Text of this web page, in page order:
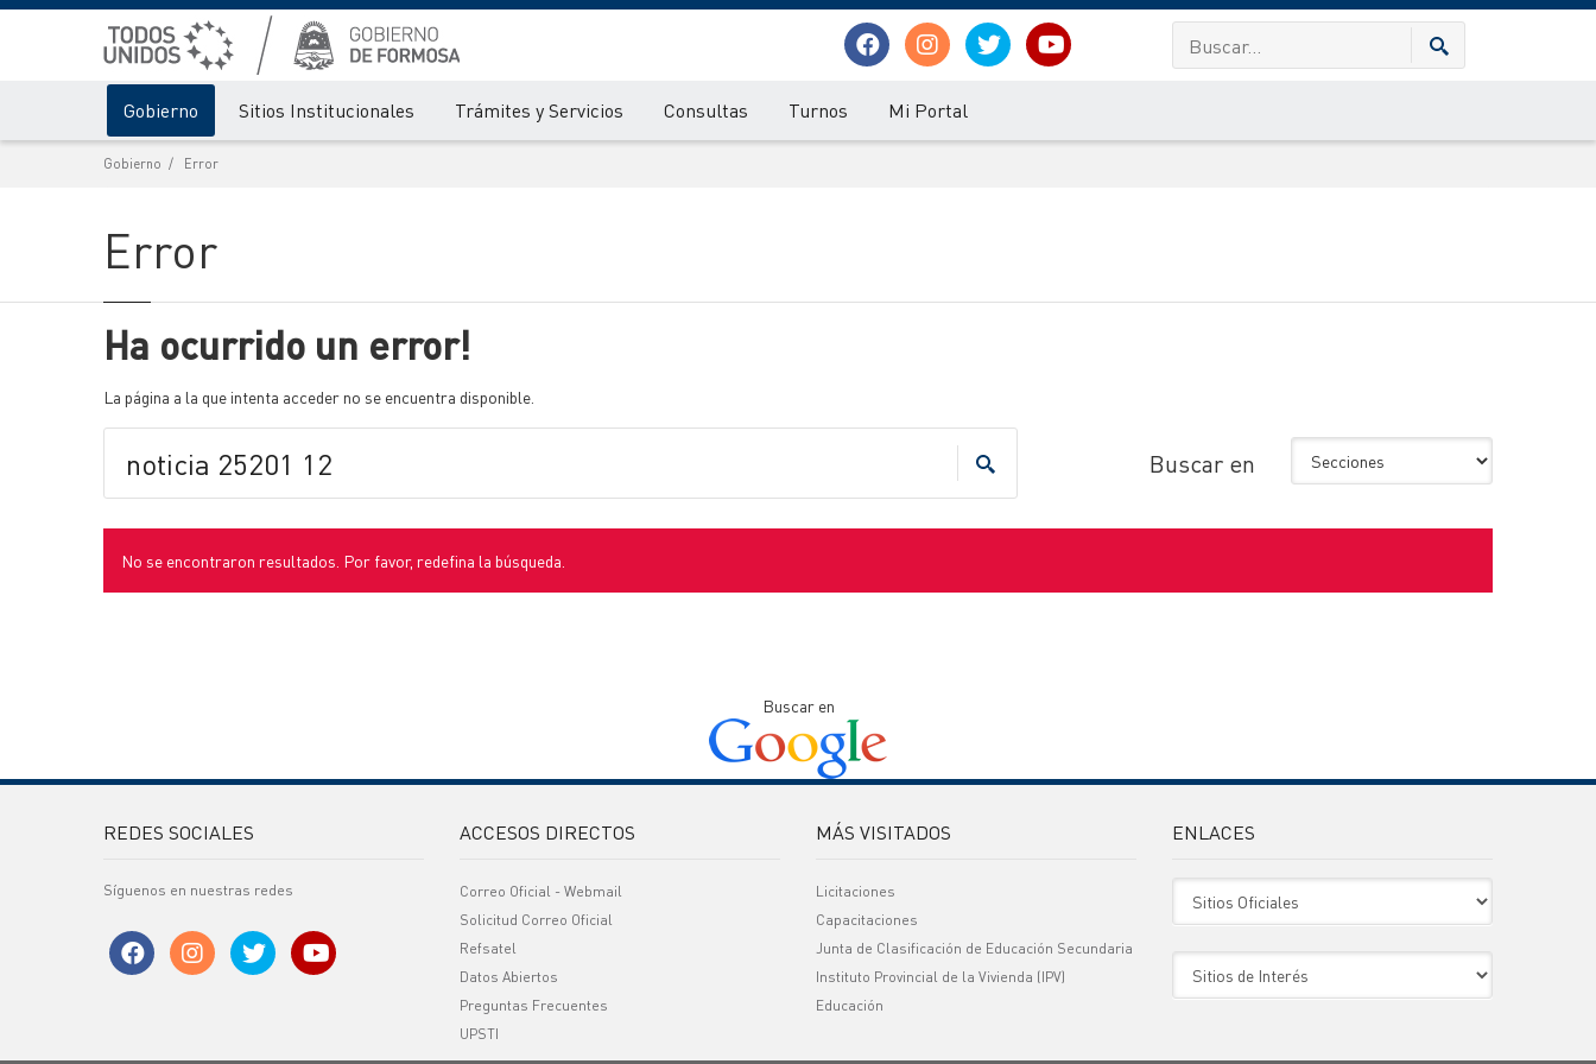
Gobierno Sitios Institucionales Trámites y Servicios Consultas Turnos Mi Portal
Gobierno Error
Error
Ha ocurrido un error!
La página a la que intenta acceder no se encuentra disponible.
Buscar en
No se encontraron resultados. Por favor, redefina la búsqueda.
Buscar en
REDES SOCIALES
Síguenos en nuestras redes
ACCESOS DIRECTOS
Correo Oficial - Webmail
Solicitud Correo Oficial
Refsatel
Datos Abiertos
Preguntas Frecuentes
UPSTI
MÁS VISITADOS
Licitaciones
Capacitaciones
Junta de Clasificación de Educación Secundaria
Instituto Provincial de la Vivienda (IPV)
Educación
ENLACES